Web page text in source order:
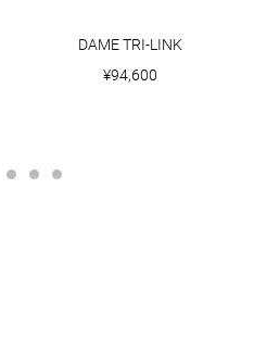
DAME TRI-LINK
¥94,600